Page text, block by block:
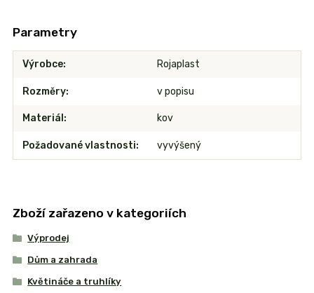
Parametry
Výrobce Rojaplast
Rozměry v popisu
Materiál kov
Požadované vlastnosti vyvýšený
Zboží zařazeno v kategoriích
Výprodej
Dům a zahrada
Květináče a truhlíky